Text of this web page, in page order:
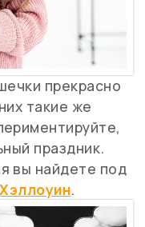
прекрасно
такие же
праздник.
вы найдете под
Хэллоуин.